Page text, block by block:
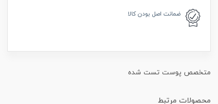
ضمانت اصل بودن کالا
متخصص پوست تست شده
محصولات مرتبط